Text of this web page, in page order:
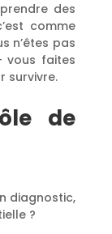
des
comme
n’êtes pas
vous faites
survivre.
de
diagnostic,
?